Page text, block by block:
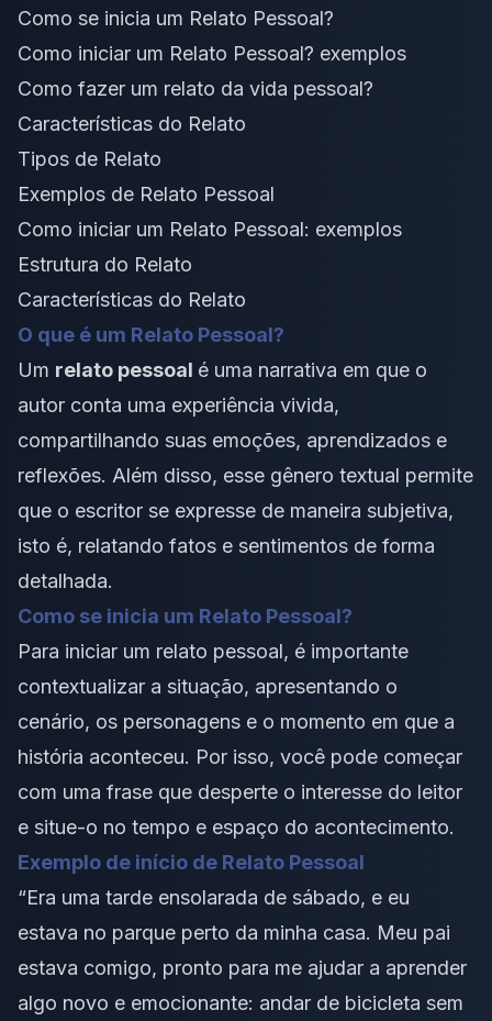
Como se inicia um Relato Pessoal?
Como iniciar um Relato Pessoal? exemplos
Como fazer um relato da vida pessoal?
Características do Relato
Tipos de Relato
Exemplos de Relato Pessoal
Como iniciar um Relato Pessoal: exemplos
Estrutura do Relato
Características do Relato
O que é um Relato Pessoal?
Um relato pessoal é uma narrativa em que o
autor conta uma experiência vivida,
compartilhando suas emoções, aprendizados e
reflexões. Além disso, esse gênero textual permite
que o escritor se expresse de maneira subjetiva,
isto é, relatando fatos e sentimentos de forma
detalhada.
Como se inicia um Relato Pessoal?
Para iniciar um relato pessoal, é importante
contextualizar a situação, apresentando o
cenário, os personagens e o momento em que a
história aconteceu. Por isso, você pode começar
com uma frase que desperte o interesse do leitor
e situe-o no tempo e espaço do acontecimento.
Exemplo de início de Relato Pessoal
“Era uma tarde ensolarada de sábado, e eu
estava no parque perto da minha casa. Meu pai
estava comigo, pronto para me ajudar a aprender
algo novo e emocionante: andar de bicicleta sem